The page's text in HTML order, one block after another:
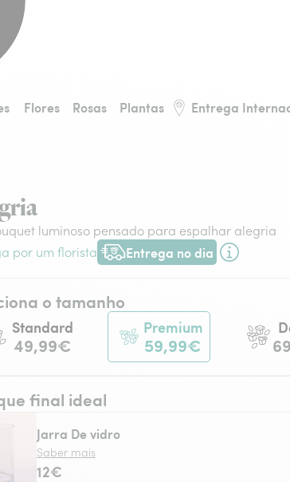
Flores Rosas Plantas Entrega
luminoso pensado para espalhar alegria
por um florista
Entrega no dia
Entrega hoje ou na data à tua
o tamanho
Standard
49,99€
Premium
59,99€
final ideal
Jarra De vidro
Saber mais
12€